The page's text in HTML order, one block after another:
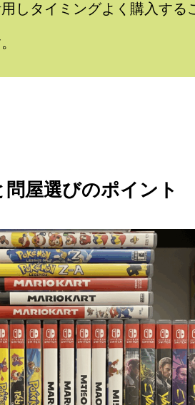
しタイミングよく購入する
屋選びのポイント